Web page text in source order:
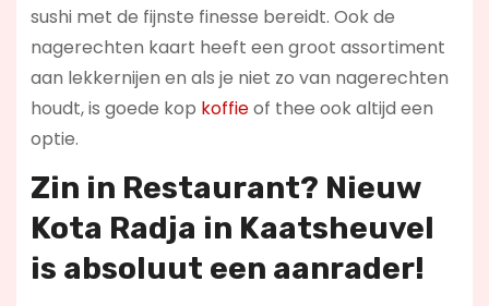
sushi met de fijnste finesse bereidt. Ook de
nagerechten kaart heeft een groot assortiment
aan lekkernijen en als je niet zo van nagerechten
houdt, is goede kop koffieof thee ook altijd een
optie.
Zin in Restaurant? Nieuw
Kota Radja in Kaatsheuvel
is absoluut een aanrader!